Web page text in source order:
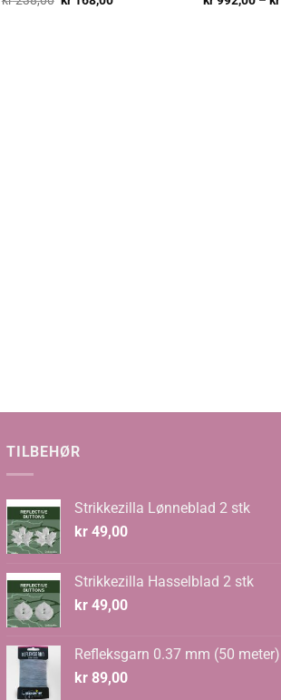
TILBEHØR
Strikkezilla Lønneblad 2 stk
kr 49,00
Strikkezilla Hasselblad 2 stk
kr 49,00
Refleksgarn 0.37 mm (50 meter)
kr 89,00